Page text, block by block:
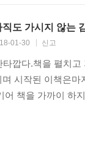
. 자신의 주관적
속시키려는 사
이다.
시대가 구획지어
미를 풍부하게
직도 가시지 않는
01-30 신고
깝다.책을 펼치
시작된 이책은
어 책을 가까이 하